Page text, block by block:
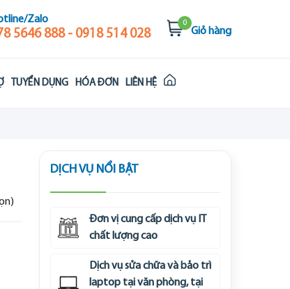
Zalo
5646 888 - 0918 514 028
0
Giỏ hàng
TUYỂN DỤNG HÓA ĐƠN LIÊN HỆ
DỊCH VỤ NỔI BẬT
Đơn vị cung cấp dịch vụ IT
chất lượng cao
Dịch vụ sửa chữa và bảo trì
laptop tại văn phòng, tại